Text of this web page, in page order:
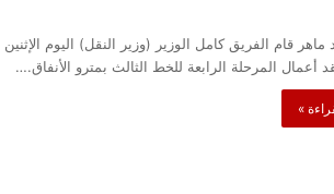
قام الفريق كامل الوزير (وزير النقل) اليوم الإثنين
أعمال المرحلة الرابعة للخط الثالث بمترو الأنفاق.…
»